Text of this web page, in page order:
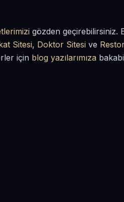
gözden geçirebilirsiniz.
Sitesi, Doktor Sitesi ve
için blog yazılarımıza